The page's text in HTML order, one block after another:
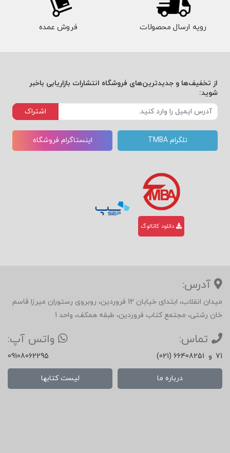
رویه ارسال محصولات فروش عمده
از تخفیف‌ها و جدیدترین‌های فروشگاه انتشارات بازاریابی باخبر
شوید:
اشتراک
تلگرام TMBA اینستاگرام فروشگاه
دانلود کاتالوگ
آدرس:
میدان انقلاب، ابتدای خیابان 12 فروردین، روبروی رستوران میرزا قاسم
خان رشتی، مجتمع کتاب فروردین، طبقه همکف، واحد 1
تماس:
(021) 66408251 و 71
واتس آپ:
09108062295
درباره ما لیست کتابها